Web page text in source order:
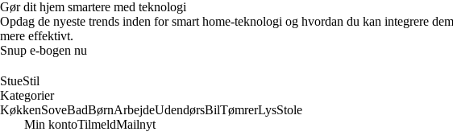
Gør dit hjem smartere med teknologi
Opdag de nyeste trends inden for smart home-teknologi og hvordan du kan integrere
mere effektivt.
Snup e-bogen nu
StueStil
Kategorier
KøkkenSoveBadBørnArbejdeUdendørsBilTømrerLysStole
Min kontoTilmeldMailnyt